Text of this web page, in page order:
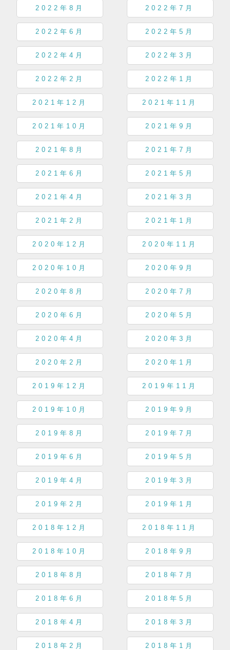
2022年8月 2022年7月
2022年6月 2022年5月
2022年4月 2022年3月
2022年2月 2022年1月
2021年12月 2021年11月
2021年10月 2021年9月
2021年8月 2021年7月
2021年6月 2021年5月
2021年4月 2021年3月
2021年2月 2021年1月
2020年12月 2020年11月
2020年10月 2020年9月
2020年8月 2020年7月
2020年6月 2020年5月
2020年4月 2020年3月
2020年2月 2020年1月
2019年12月 2019年11月
2019年10月 2019年9月
2019年8月 2019年7月
2019年6月 2019年5月
2019年4月 2019年3月
2019年2月 2019年1月
2018年12月 2018年11月
2018年10月 2018年9月
2018年8月 2018年7月
2018年6月 2018年5月
2018年4月 2018年3月
2018年2月 2018年1月